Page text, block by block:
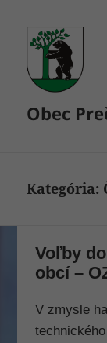
Obec
Kategória:
Voľby
obcí –
V zmysle